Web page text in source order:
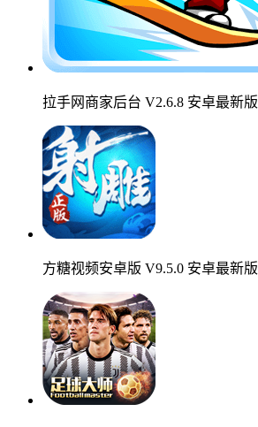
拉手网商家后台 V2.6.8 安卓最新版
方糖视频安卓版 V9.5.0 安卓最新版